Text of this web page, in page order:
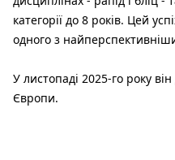
категорії до 8 років. Цей
одного з
У листопаді 2025-го року
Європи.